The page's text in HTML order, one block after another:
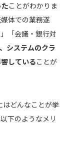
ことがわかりま
体での業務遂
「会議・銀行対
システムのクラ
していることが
はどんなことが挙
下のようなメリ